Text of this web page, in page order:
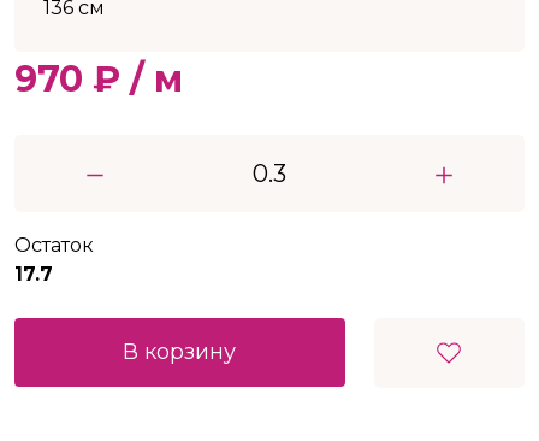
136 см
970 ₽ / м
Остаток
17.7
В корзину